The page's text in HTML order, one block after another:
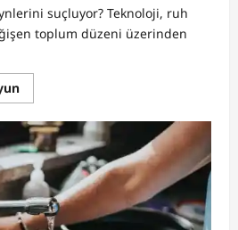
suçluyor? Teknoloji, ruh
toplum düzeni üzerinden
Read
more
Z
Kuşağı
Neden
Ebeveynlerini
Suçluyor?
Uzmanlardan
Travma,
Sorumluluk
ve